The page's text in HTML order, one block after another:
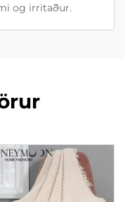
og irritaður.